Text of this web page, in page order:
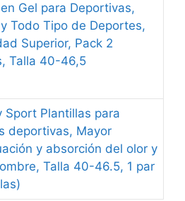
Gel para Deportivas,
Todo Tipo de Deportes,
Superior, Pack 2
Talla 40-46,5
Sport Plantillas para
deportivas, Mayor
y absorción del olor y
Talla 40-46.5, 1 par